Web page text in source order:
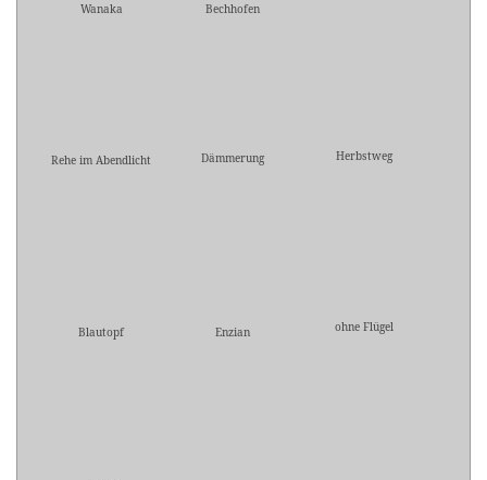
Wanaka
Bechhofen
Rehe im Abendlicht Dämmerung Herbstweg
Blautopf Enzian ohne Flügel